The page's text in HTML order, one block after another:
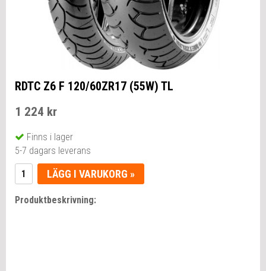
RDTC Z6 F 120/60ZR17 (55W) TL
1 224 kr
Finns i lager
5-7 dagars leverans
LÄGG I VARUKORG »
Produktbeskrivning: